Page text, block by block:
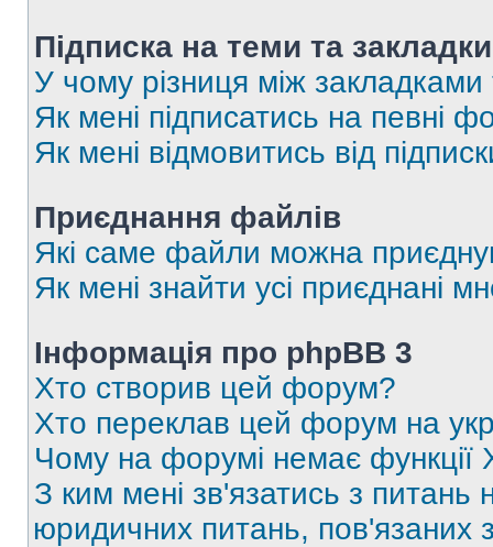
Підписка на теми та закладки
У чому різниця між закладками
Як мені підписатись на певні
Як мені відмовитись від
Приєднання файлів
Які саме файли можна
Як мені знайти усі приєднані
Інформація про phpBB 3
Хто створив цей форум?
Хто переклав цей форум на
Чому на форумі немає функції
З ким мені зв'язатись з питань
юридичних питань,